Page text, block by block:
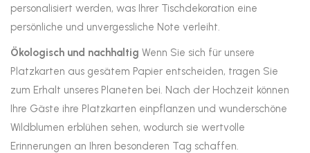
personalisiert werden, was Ihrer Tischdekoration eine
persönliche und unvergessliche Note verleiht.
Ökologisch und nachhaltig Wenn Sie sich für unsere
Platzkarten aus gesätem Papier entscheiden, tragen Sie
zum Erhalt unseres Planeten bei. Nach der Hochzeit können
Ihre Gäste ihre Platzkarten einpflanzen und wunderschöne
Wildblumen erblühen sehen, wodurch sie wertvolle
Erinnerungen an Ihren besonderen Tag schaffen.